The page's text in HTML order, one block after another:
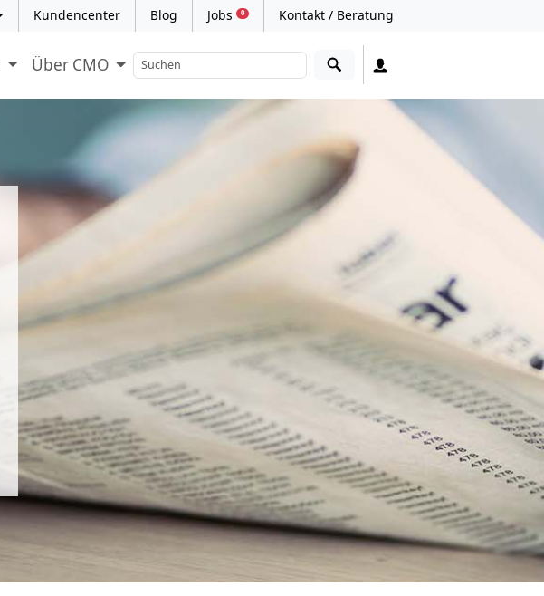
Kundencenter Blog Jobs 0 Kontakt / Beratung
Über CMO